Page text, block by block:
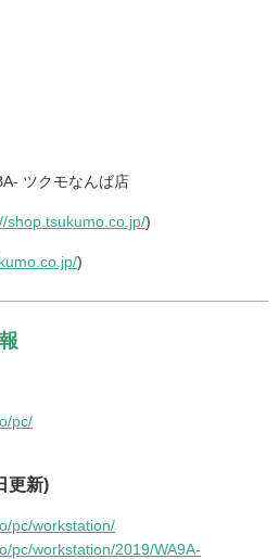
ツクモなんば店
shop.tsukumo.co.jp/)
)
pc/
更新)
pc/workstation/
pc/workstation/2019/WA9A-